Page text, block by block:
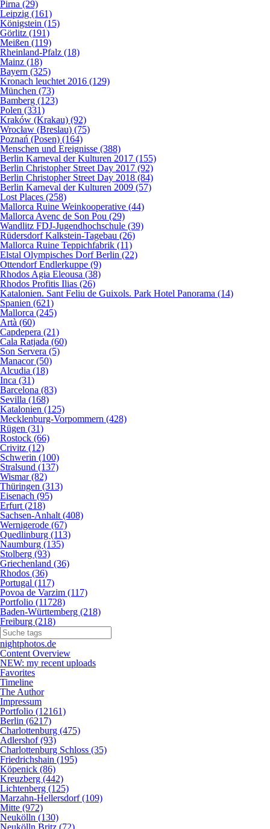
Pirna (29)
Leipzig (161)
Königstein (15)
Görlitz (191)
Meißen (119)
Rheinland-Pfalz (18)
Mainz (18)
Bayern (325)
Kronach leuchtet 2016 (129)
München (73)
Bamberg (123)
Polen (331)
Kraków (Krakau) (92)
Wrocław (Breslau) (75)
Poznań (Posen) (164)
Menschen und Ereignisse (388)
Berlin Karneval der Kulturen 2017 (155)
Berlin Christopher Street Day 2017 (92)
Berlin Christopher Street Day 2018 (84)
Berlin Karneval der Kulturen 2009 (57)
Lost Places (258)
Mallorca Ruine Weinkooperative (44)
Mallorca Avenc de Son Pou (29)
Wandlitz FDJ-Jugendhochschule (39)
Rüdersdorf Kalkstein-Tagebau (26)
Mallorca Ruine Teppichfabrik (11)
Elstal Olympisches Dorf Berlin (22)
Ottendorf Endlerkuppe (9)
Rhodos Agia Eleousa (38)
Rhodos Profitis Ilias (26)
Katalonien. Sant Feliu de Guixols. Park Hotel Panorama (14)
Spanien (621)
Mallorca (245)
Artà (60)
Capdepera (21)
Cala Ratjada (60)
Son Servera (5)
Manacor (50)
Alcudia (18)
Inca (31)
Barcelona (83)
Sevilla (168)
Katalonien (125)
Mecklenburg-Vorpommern (428)
Rügen (31)
Rostock (66)
Crivitz (12)
Schwerin (100)
Stralsund (137)
Wismar (82)
Thüringen (313)
Eisenach (95)
Erfurt (218)
Sachsen-Anhalt (408)
Wernigerode (67)
Quedlinburg (113)
Naumburg (135)
Stolberg (93)
Griechenland (36)
Rhodos (36)
Portugal (117)
Povoa de Varzim (117)
Portfolio (11728)
Baden-Württemberg (218)
Freiburg (218)
nightphotos.de
Content Overview
NEW: my recent uploads
Favorites
Timeline
The Author
Impressum
Portfolio (12161)
Berlin (6217)
Charlottenburg (475)
Adlershof (93)
Charlottenburg Schloss (35)
Friedrichshain (195)
Köpenick (86)
Kreuzberg (442)
Lichtenberg (125)
Marzahn-Hellersdorf (109)
Mitte (972)
Neukölln (130)
Neukölln Britz (72)